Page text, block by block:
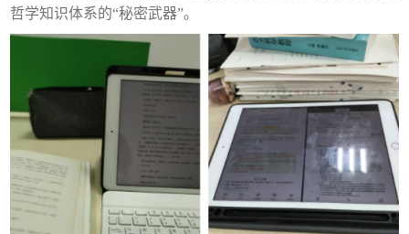
哲学知识体系的“秘密武器”。